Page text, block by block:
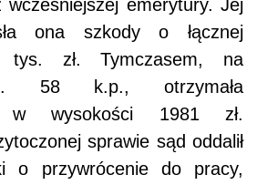
emerytury. Jej
ona szkody o łącznej
tys. zł. Tymczasem, na
58 k.p., otrzymała
w wysokości 1981 zł.
sprawie sąd oddalił
o przywrócenie do pracy,